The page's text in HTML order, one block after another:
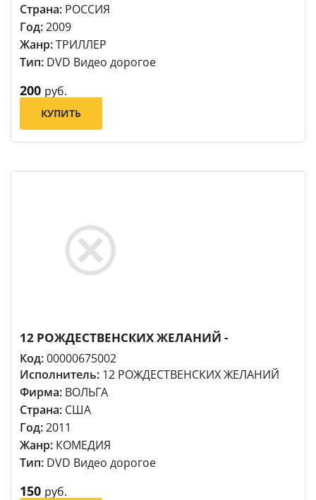
Страна: РОССИЯ
Год:2009
Жанр:ТРИЛЛЕР
Тип: DVD Видео дорогое
200 руб.
КУПИТЬ
12 РОЖДЕСТВЕНСКИХ ЖЕЛАНИЙ -
Код:00000675002
Исполнитель: 12 РОЖДЕСТВЕНСКИХ ЖЕЛАНИЙ
Фирма: ВОЛЬГА
Страна: США
Год:2011
Жанр: КОМЕДИЯ
Тип: DVD Видео дорогое
150 руб.